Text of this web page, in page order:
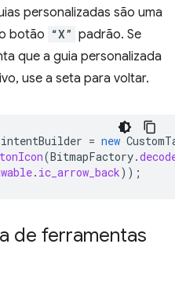
personalizadas são uma
botão “X” padrão. Se
que a guia personalizada
use a seta para voltar.
intentBuilder = new
(BitmapFactory.
. ic_arrow_back));
de ferramentas